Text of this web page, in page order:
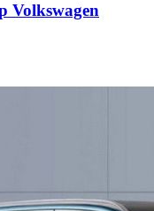
Volkswagen